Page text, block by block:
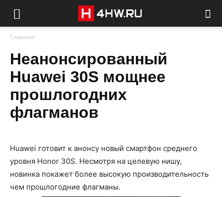
Главная
Неанонсированный
Huawei 30S мощнее
прошлогодних
флагманов
Huawei готовит к анонсу новый смартфон среднего
уровня Honor 30S. Несмотря на целевую нишу,
новинка покажет более высокую производительность
чем прошлогодние флагманы.